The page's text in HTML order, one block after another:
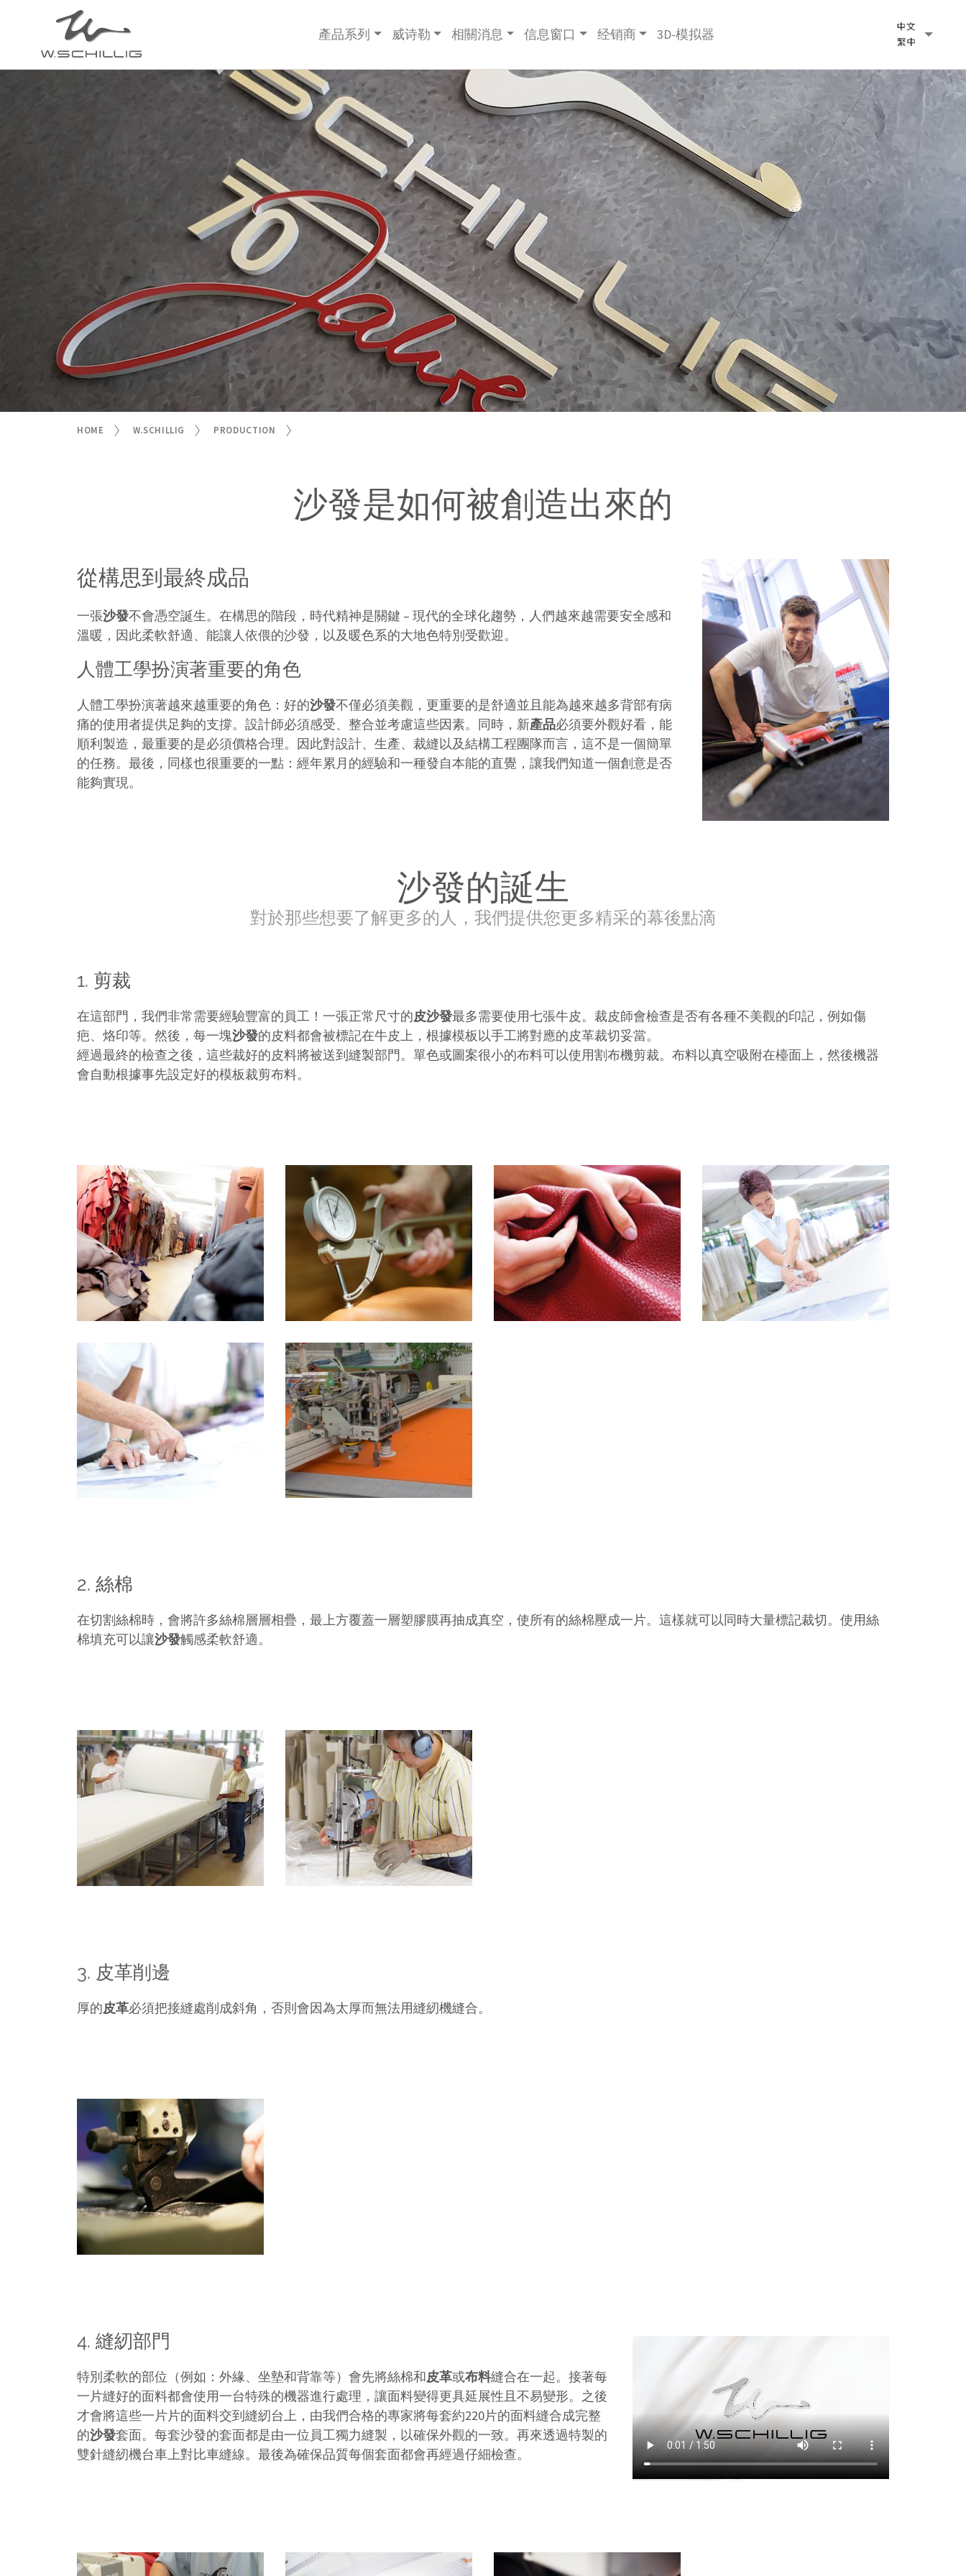
產品系列 威诗勒 相關消息 信息窗口 经销商 3D-模拟器
HOME W.SCHILLIG PRODUCTION
沙發是如何被創造出來的
從構思到最終成品
一張沙發不會憑空誕生。在構思的階段，時代精神是關鍵 – 現代的全球化趨勢，人們越來越需要安全感和
溫暖，因此柔軟舒適、能讓人依偎的沙發，以及暖色系的大地色特別受歡迎。
人體工學扮演著重要的角色
人體工學扮演著越來越重要的角色：好的沙發不僅必須美觀，更重要的是舒適並且能為越來越多背部有病
痛的使用者提供足夠的支撐。設計師必須感受、整合並考慮這些因素。同時，新產品必須要外觀好看，能
順利製造，最重要的是必須價格合理。因此對設計、生產、裁縫以及結構工程團隊而言，這不是一個簡單
的任務。最後，同樣也很重要的一點：經年累月的經驗和一種發自本能的直覺，讓我們知道一個創意是否
能夠實現。
沙發的誕生
對於那些想要了解更多的人，我們提供您更多精采的幕後點滴
1. 剪裁
在這部門，我們非常需要經驗豐富的員工！一張正常尺寸的皮沙發最多需要使用七張牛皮。裁皮師會檢查是否有各種不美觀的印記，例如傷
疤、烙印等。然後，每一塊沙發的皮料都會被標記在牛皮上，根據模板以手工將對應的皮革裁切妥當。
經過最終的檢查之後，這些裁好的皮料將被送到縫製部門。單色或圖案很小的布料可以使用割布機剪裁。布料以真空吸附在檯面上，然後機器
會自動根據事先設定好的模板裁剪布料。
2. 絲棉
在切割絲棉時，會將許多絲棉層層相疊，最上方覆蓋一層塑膠膜再抽成真空，使所有的絲棉壓成一片。這樣就可以同時大量標記裁切。使用絲
棉填充可以讓沙發觸感柔軟舒適。
3. 皮革削邊
厚的皮革必須把接縫處削成斜角，否則會因為太厚而無法用縫紉機縫合。
4. 縫紉部門
特別柔軟的部位（例如：外緣、坐墊和背靠等）會先將絲棉和皮革或布料縫合在一起。接著每
一片縫好的面料都會使用一台特殊的機器進行處理，讓面料變得更具延展性且不易變形。之後
才會將這些一片片的面料交到縫紉台上，由我們合格的專家將每套約220片的面料縫合成完整
的沙發套面。每套沙發的套面都是由一位員工獨力縫製，以確保外觀的一致。再來透過特製的
雙針縫紉機台車上對比車縫線。最後為確保品質每個套面都會再經過仔細檢查。